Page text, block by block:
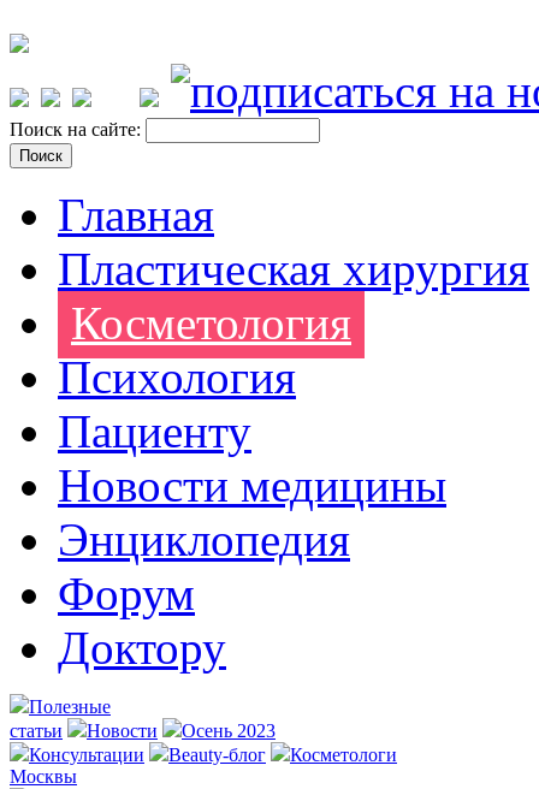
Поиск на сайте:
Главная
Пластическая хирургия
Косметология
Психология
Пациенту
Новости медицины
Энциклопедия
Форум
Доктору
Полезные
статьи
Новости
Осень 2023
Консультации
Beauty-блог
Косметологи
Москвы